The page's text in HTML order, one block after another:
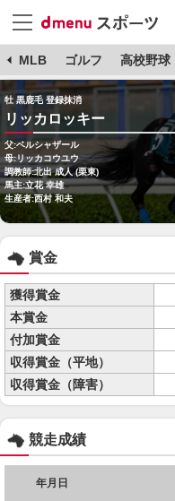
MLB ゴルフ 高校野球
牡 黒鹿毛 登録抹消
リッカロッキー
父:ベルシャザール
母:リッカコウユウ
調教師:北出 成人 (栗東)
馬主:立花 幸雄
生産者:西村 和夫
賞金
獲得賞金
本賞金
付加賞金
収得賞金（平地）
収得賞金（障害）
競走成績
年月日